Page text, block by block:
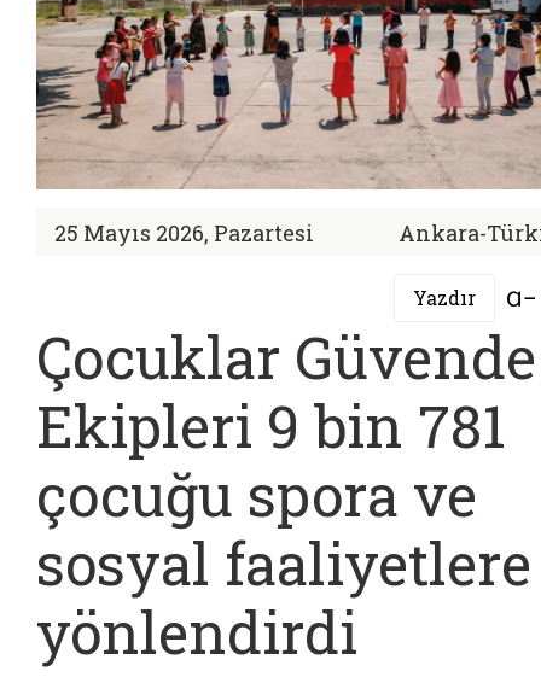
25 Mayıs 2026, Pazartesi Ankara-
Yazdır
Çocuklar Güvende
Ekipleri 9 bin 781
çocuğu spora ve
sosyal faaliyetlere
yönlendirdi